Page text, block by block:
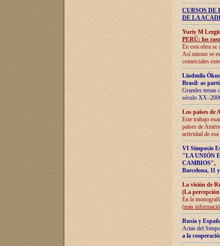
CURSOS
DE LA
Yuriy M
PERÚ: los
En esta obra se
Así mismo se
comerciales
Liudmila
Brasil: as
Grandes temas
século
Los países de
Este trabajo
países de
actividad de
VI Simposio
"LA UNIÓN
CAMBIOS",
Barcelona, 11
La visión de
(La
En la
(más
Rusia y
Actas del
a la